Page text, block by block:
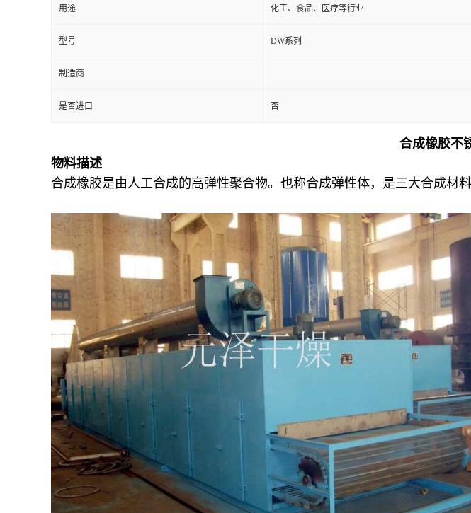
用途 化工、食品、医疗等行业
型号 DW系列
制造商
是否进口 否
合成橡胶不
物料描述
合成橡胶是由人工合成的高弹性聚合物。也称合成弹性体，是三大合成材